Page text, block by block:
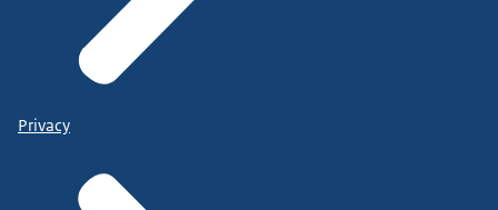
Privacy